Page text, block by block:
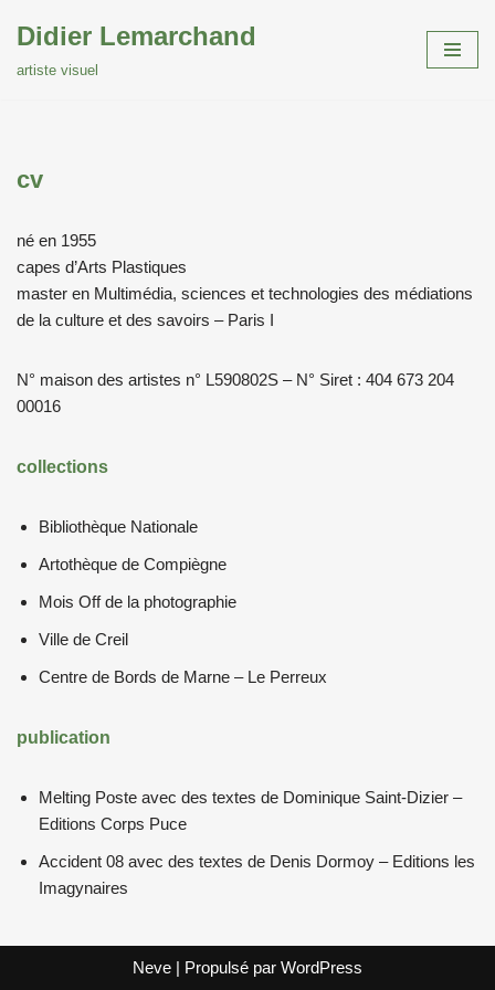
Didier Lemarchand
artiste visuel
cv
né en 1955
capes d’Arts Plastiques
master en Multimédia, sciences et technologies des médiations
de la culture et des savoirs – Paris I
N° maison des artistes n° L590802S – N° Siret : 404 673 204
00016
collections
Bibliothèque Nationale
Artothèque de Compiègne
Mois Off de la photographie
Ville de Creil
Centre de Bords de Marne – Le Perreux
publication
Melting Poste avec des textes de Dominique Saint-Dizier –
Editions Corps Puce
Accident 08 avec des textes de Denis Dormoy – Editions les
Imagynaires
Neve | Propulsé par WordPress